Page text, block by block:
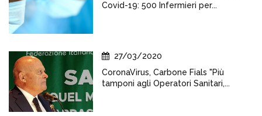
Covid-19: 500 Infermieri per...
27/03/2020
CoronaVirus, Carbone Fials "Più
tamponi agli Operatori Sanitari,...